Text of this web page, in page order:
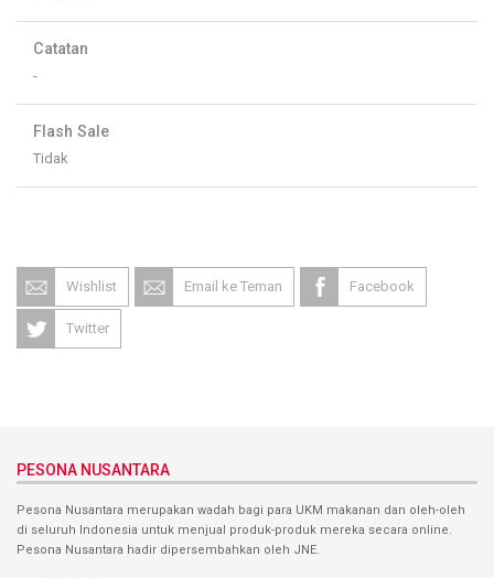
Catatan
-
Flash Sale
Tidak
Wishlist Email ke Teman Facebook
Twitter
PESONA NUSANTARA
Pesona Nusantara merupakan wadah bagi para UKM makanan dan oleh-oleh
di seluruh Indonesia untuk menjual produk-produk mereka secara online.
Pesona Nusantara hadir dipersembahkan oleh JNE.